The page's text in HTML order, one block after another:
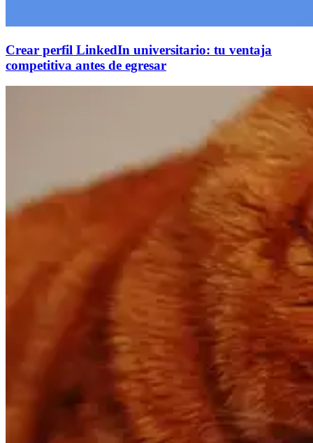
Crear perfil LinkedIn universitario: tu ventaja
competitiva antes de egresar